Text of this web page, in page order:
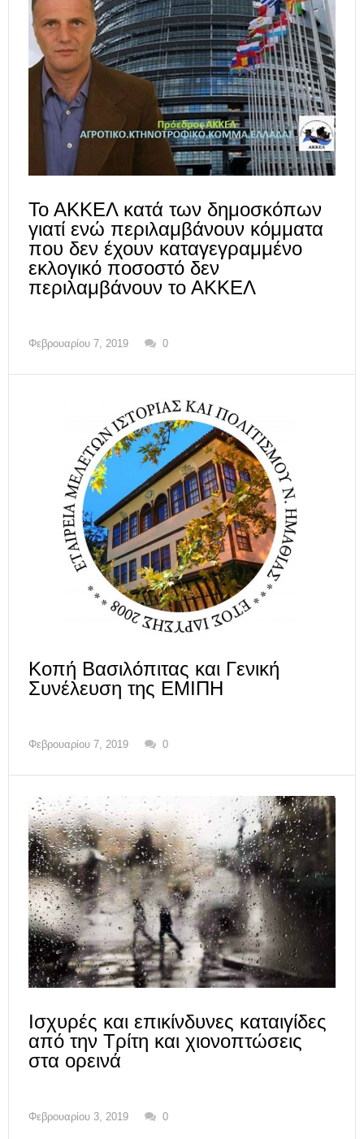
Το ΑΚΚΕΛ κατά των δημοσκόπων
γιατί ενώ περιλαμβάνουν κόμματα
που δεν έχουν καταγεγραμμένο
εκλογικό ποσοστό δεν
περιλαμβάνουν το ΑΚΚΕΛ
Φεβρουαρίου 7, 2019 0
Κοπή Βασιλόπιτας και Γενική
Συνέλευση της ΕΜΙΠΗ
Φεβρουαρίου 7, 2019 0
Ισχυρές και επικίνδυνες καταιγίδες
από την Τρίτη και χιονοπτώσεις
στα ορεινά
Φεβρουαρίου 3, 2019 0